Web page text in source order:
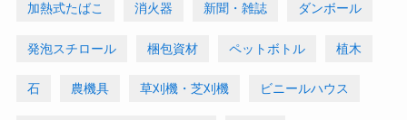
加熱式たばこ 消火器 新聞・雑誌 ダンボール
発泡スチロール 梱包資材 ペットボトル 植木
石 農機具 草刈機・芝刈機 ビニールハウス